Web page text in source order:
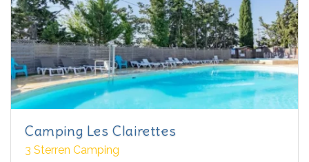
Camping Les Clairettes
3 Sterren Camping